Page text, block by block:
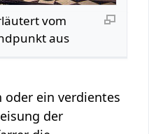
vom
aus
oder ein verdientes
der